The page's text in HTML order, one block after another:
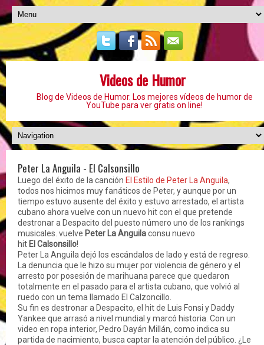
Videos de Humor
Blog de Videos de Humor. Los mejores vídeos de humor de
YouTube para ver gratis on line!
Peter La Anguila - El Calsonsillo
Luego del éxito de la canción El Estilo de Peter La Anguila,
todos nos hicimos muy fanáticos de Peter, y aunque por un
tiempo estuvo ausente del éxito y estuvo arrestado, el artista
cubano ahora vuelve con un nuevo hit con el que pretende
destronar a Despacito del puesto número uno de los rankings
musicales. vuelve Peter La Anguilaconsu nuevo
hit El Calsonsillo!
Peter La Anguila dejó los escándalos de lado y está de regreso.
La denuncia que le hizo su mujer por violencia de género y el
arresto por posesión de marihuana parece que quedaron
totalmente en el pasado para el artista cubano, que volvió al
ruedo con un tema llamado El Calzoncillo.
Su fin es destronar a Despacito, el hit de Luis Fonsi y Daddy
Yankee que arrasó a nivel mundial y marcó historia. Con un
video en ropa interior, Pedro Dayán Millán, como indica su
partida de nacimiento, busca captar la atención del público. ¿Le